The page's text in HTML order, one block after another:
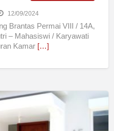
12/09/2024
Brantas Permai VIII / 14A,
– Mahasiswi / Karyawati
Kamar […]